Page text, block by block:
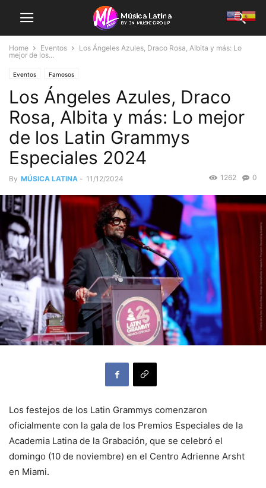
Home Eventos
Los Ángeles Azules, Draco Rosa, Albita y más: Lo
mejor de los...
Eventos Famosos
Los Ángeles Azules, Draco
Rosa, Albita y más: Lo mejor
de los Latin Grammys
Especiales 2024
By MÚSICA LATINA - 11/12/2024 0
1262
Los festejos de los Latin Grammys comenzaron
oficialmente con la gala de los Premios Especiales de la
Academia Latina de la Grabación, que se celebró el
domingo (10 de noviembre) en el Centro Adrienne Arsht
en Miami.